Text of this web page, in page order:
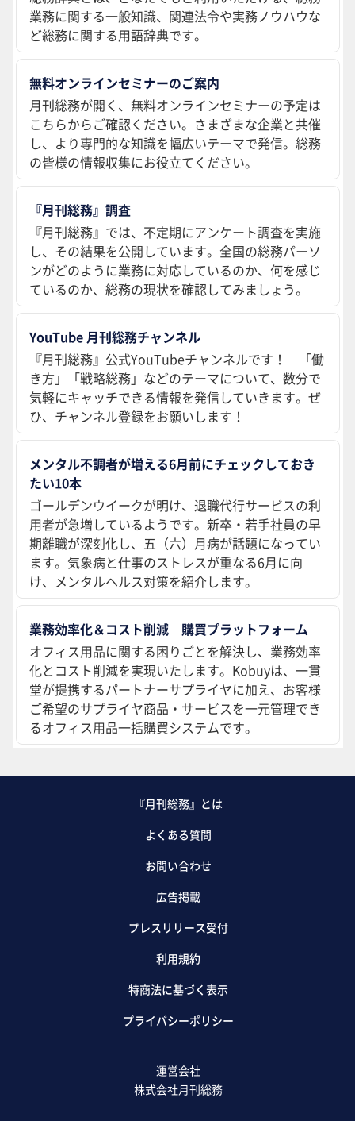
業務に関する一般知識、関連法令や実務ノウハウな
ど総務に関する用語辞典です。
無料オンラインセミナーのご案内
月刊総務が開く、無料オンラインセミナーの予定は
こちらからご確認ください。さまざまな企業と共催
し、より専門的な知識を幅広いテーマで発信。総務
の皆様の情報収集にお役立てください。
『月刊総務』調査
『月刊総務』では、不定期にアンケート調査を実施
し、その結果を公開しています。全国の総務パーソ
ンがどのように業務に対応しているのか、何を感じ
ているのか、総務の現状を確認してみましょう。
YouTube 月刊総務チャンネル
『月刊総務』公式YouTubeチャンネルです！ 「働
き方」「戦略総務」などのテーマについて、数分で
気軽にキャッチできる情報を発信していきます。ぜ
ひ、チャンネル登録をお願いします！
メンタル不調者が増える6月前にチェックしておき
たい10本
ゴールデンウイークが明け、退職代行サービスの利
用者が急増しているようです。新卒・若手社員の早
期離職が深刻化し、五（六）月病が話題になってい
ます。気象病と仕事のストレスが重なる6月に向
け、メンタルヘルス対策を紹介します。
業務効率化＆コスト削減 購買プラットフォーム
オフィス用品に関する困りごとを解決し、業務効率
化とコスト削減を実現いたします。Kobuyは、一貫
堂が提携するパートナーサプライヤに加え、お客様
ご希望のサプライヤ商品・サービスを一元管理でき
るオフィス用品一括購買システムです。
『月刊総務』とは
よくある質問
お問い合わせ
広告掲載
プレスリリース受付
利用規約
特商法に基づく表示
プライバシーポリシー
運営会社
株式会社月刊総務